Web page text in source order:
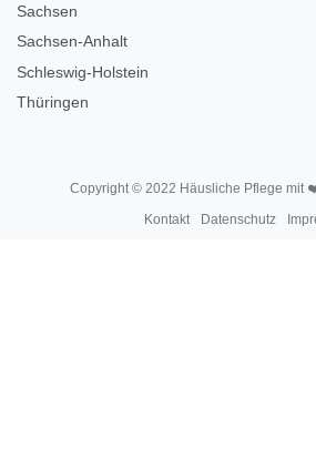
Sachsen
Sachsen-Anhalt
Schleswig-Holstein
Thüringen
Copyright © 2022 Häusliche Pflege mit
Kontakt
Datenschutz